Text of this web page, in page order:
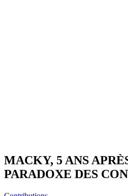
MACKY, 5 ANS
PARADOXE DES